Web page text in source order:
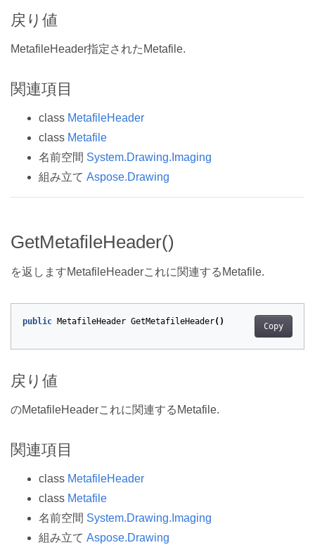
戻り値
MetafileHeader指定されたMetafile.
関連項目
class MetafileHeader
class Metafile
名前空間 System.Drawing.Imaging
組み立て Aspose.Drawing
GetMetafileHeader()
を返しますMetafileHeaderこれに関連するMetafile.
Copy
public MetafileHeader GetMetafileHeader()
戻り値
のMetafileHeaderこれに関連するMetafile.
関連項目
class MetafileHeader
class Metafile
名前空間 System.Drawing.Imaging
組み立て Aspose.Drawing